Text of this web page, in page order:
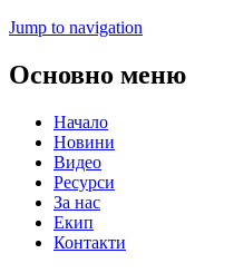
Jump to navigation
Основно меню
Начало
Новини
Видео
Ресурси
За нас
Екип
Контакти